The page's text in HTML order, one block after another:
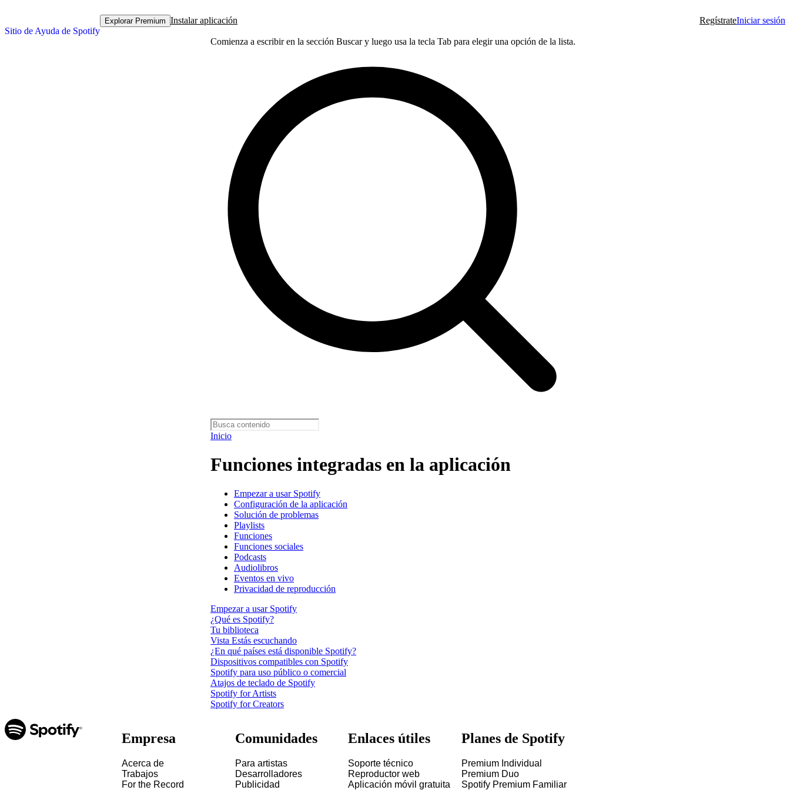
Sitio de Ayuda de Spotify
Explorar Premium Instalar aplicación RegístrateIniciar sesión
Comienza a escribir en la sección Buscar y luego usa la tecla Tab para elegir una opción de la lista.
Inicio
Funciones integradas en la aplicación
Empezar a usar Spotify
Configuración de la aplicación
Solución de problemas
Playlists
Funciones
Funciones sociales
Podcasts
Audiolibros
Eventos en vivo
Privacidad de reproducción
Empezar a usar Spotify
¿Qué es Spotify?
Tu biblioteca
Vista Estás escuchando
¿En qué países está disponible Spotify?
Dispositivos compatibles con Spotify
Spotify para uso público o comercial
Atajos de teclado de Spotify
Spotify for Artists
Spotify for Creators
Empresa
Acerca de
Trabajos
For the Record
Comunidades
Para artistas
Desarrolladores
Publicidad
Enlaces útiles
Soporte técnico
Reproductor web
Aplicación móvil gratuita
Planes de Spotify
Premium Individual
Premium Duo
Spotify Premium Familiar